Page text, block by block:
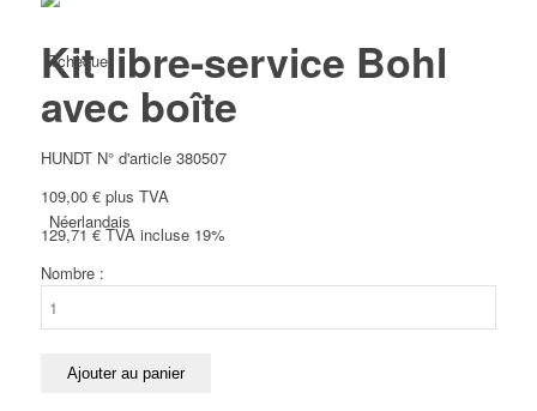
Tchèque
Néerlandais
Français
Kit libre-service Bohl
avec boîte
HUNDT N° d'article 380507
109,00 €plus TVA
129,71€TVA incluse 19%
Nombre :
libre-Ajouter au panier